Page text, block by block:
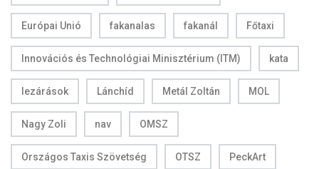
Európai Unió fakanalas fakanál Főtaxi
Innovációs és Technológiai Minisztérium (ITM) kata
lezárások Lánchíd Metál Zoltán MOL
Nagy Zoli nav OMSZ
Országos Taxis Szövetség OTSZ PeckArt